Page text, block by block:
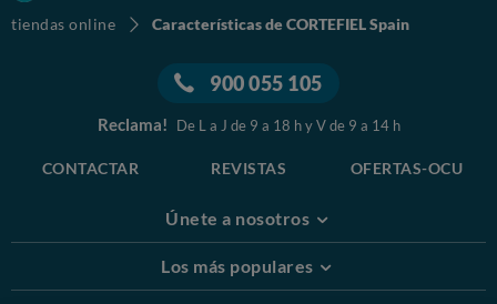
tiendas online
Características de CORTEFIEL Spain
900 055 105
Reclama! De L a J de 9 a 18 h y V de 9 a 14 h
CONTACTAR REVISTAS OFERTAS-OCU
Únete a nosotros
Los más populares